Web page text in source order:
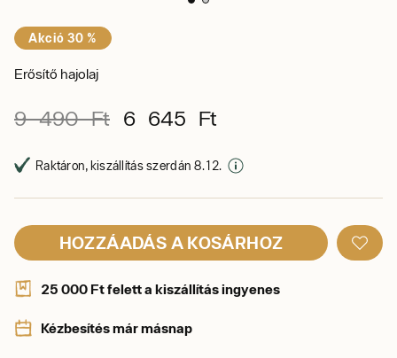
Akció 30 %
Erősítő hajolaj
9 490 Ft 6 645 Ft
Raktáron, kiszállítás szerdán 8. 12.
HOZZÁADÁS A KOSÁRHOZ
25 000 Ft felett a kiszállítás ingyenes
Kézbesítés már másnap